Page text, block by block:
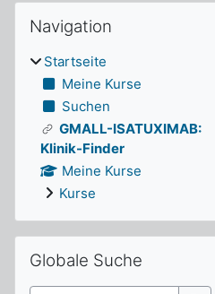
Blöcke
Navigation
Startseite
Meine Kurse
Suchen
GMALL-ISATUXIMAB:
Klinik-Finder
Meine Kurse
Kurse
Globale Suche